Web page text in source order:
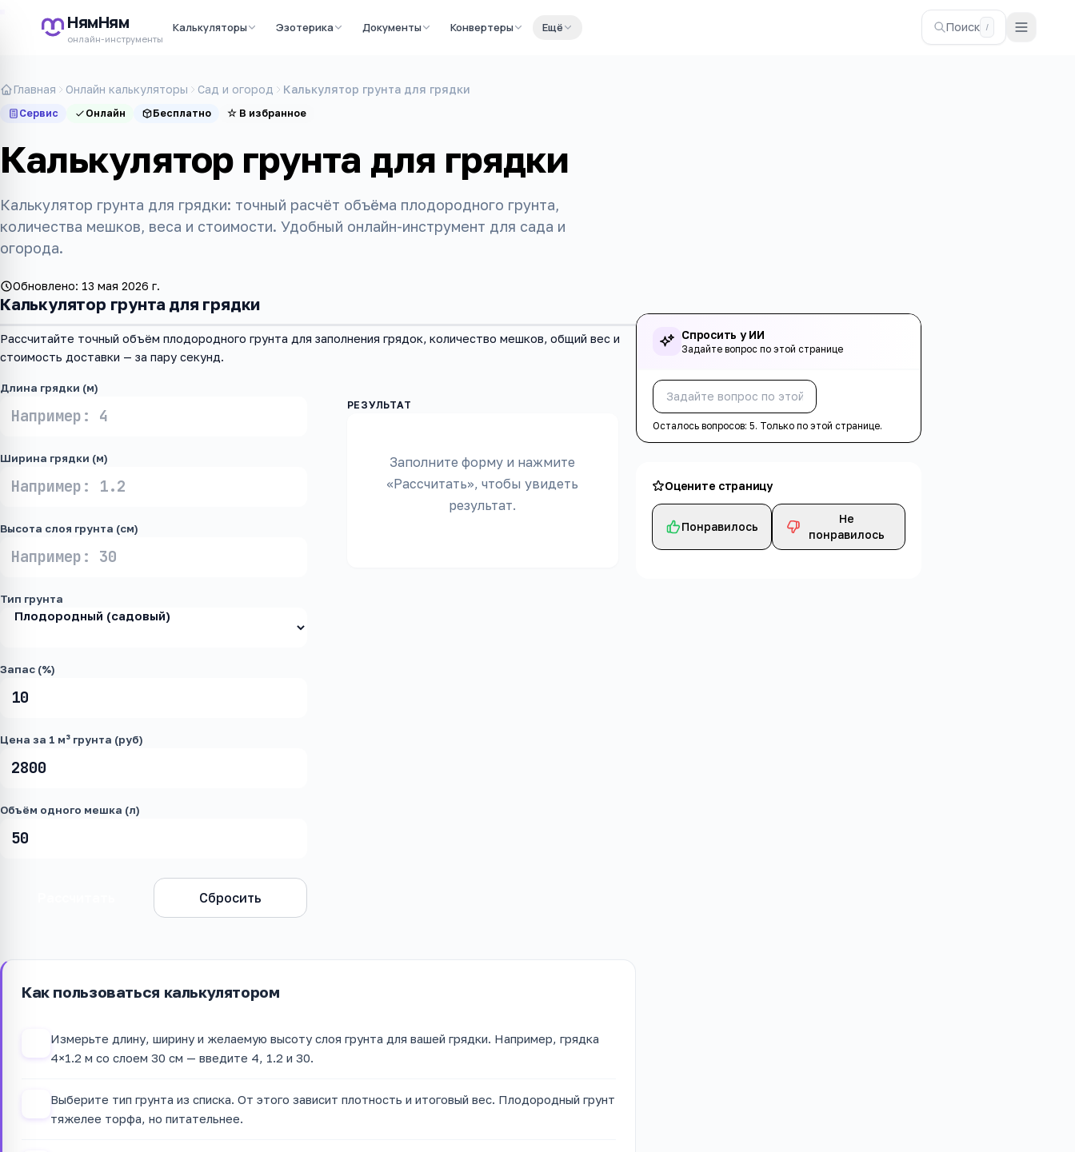
НямНям
онлайн-инструменты
Калькуляторы Эзотерика Документы Конвертеры Ещё Поиск /
Главная Онлайн калькуляторы Сад и огород Калькулятор грунта для грядки
Сервис Онлайн Бесплатно ☆ В избранное
Калькулятор грунта для грядки
Калькулятор грунта для грядки: точный расчёт объёма плодородного грунта,
количества мешков, веса и стоимости. Удобный онлайн-инструмент для сада и
огорода.
Обновлено: 13 мая 2026 г.
Калькулятор грунта для грядки
Рассчитайте точный объём плодородного грунта для заполнения грядок, количество мешков, общий вес и
стоимость доставки — за пару секунд.
Длина грядки (м)
Ширина грядки (м)
Высота слоя грунта (см)
Тип грунта
Запас (%)
Цена за 1 м³ грунта (руб)
Объём одного мешка (л)
Сбросить
Заполните форму и нажмите
«Рассчитать», чтобы увидеть
результат.
Как пользоваться калькулятором
Измерьте длину, ширину и желаемую высоту слоя грунта для вашей грядки. Например, грядка
4×1.2 м со слоем 30 см — введите 4, 1.2 и 30.
Выберите тип грунта из списка. От этого зависит плотность и итоговый вес. Плодородный грунт
тяжелее торфа, но питательнее.
Спросить у ИИ
Задайте вопрос по этой странице
Осталось вопросов:5. Только по этой странице.
Оцените страницу
Понравилось
Не
понравилось